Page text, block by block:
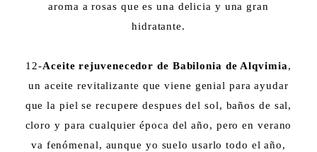
aroma a rosas que es una delicia y una gran
hidratante.
12-Aceite rejuvenecedor de Babilonia de Alqvimia,
un aceite revitalizante que viene genial para ayudar
que la piel se recupere despues del sol, baños de sal,
cloro y para cualquier época del año, pero en verano
va fenómenal, aunque yo suelo usarlo todo el año,